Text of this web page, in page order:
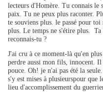
lecteurs d'Homère. Tu connais le
paix. Tu ne peux plus raconter.
te souviens plus. le passé pour
plus. Le temps ne s'étire plus. Ta
reconnais-tu ?
J'ai cru à ce moment-là qu'en
perdre aussi mon fils, innocent.
pouce. Oh! je n'ai pas été la
s'y est mises à plusieurspour que
lieu d'accomplissement du